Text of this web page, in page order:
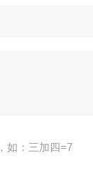
如：三加四=7